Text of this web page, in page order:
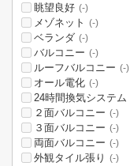
眺望良好 (-)
メゾネット (-)
ベランダ (-)
バルコニー (-)
ルーフバルコニー (-)
オール電化 (-)
24時間換気システム
２面バルコニー (-)
３面バルコニー (-)
両面バルコニー (-)
外観タイル張り (-)